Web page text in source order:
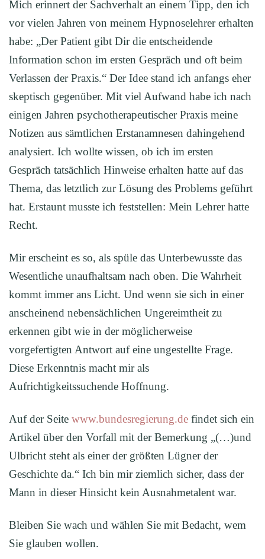
Mich erinnert der Sachverhalt an einem Tipp, den ich
vor vielen Jahren von meinem Hypnoselehrer erhalten
habe: „Der Patient gibt Dir die entscheidende
Information schon im ersten Gespräch und oft beim
Verlassen der Praxis.“ Der Idee stand ich anfangs eher
skeptisch gegenüber. Mit viel Aufwand habe ich nach
einigen Jahren psychotherapeutischer Praxis meine
Notizen aus sämtlichen Erstanamnesen dahingehend
analysiert. Ich wollte wissen, ob ich im ersten
Gespräch tatsächlich Hinweise erhalten hatte auf das
Thema, das letztlich zur Lösung des Problems geführt
hat. Erstaunt musste ich feststellen: Mein Lehrer hatte
Recht.
Mir erscheint es so, als spüle das Unterbewusste das
Wesentliche unaufhaltsam nach oben. Die Wahrheit
kommt immer ans Licht. Und wenn sie sich in einer
anscheinend nebensächlichen Ungereimtheit zu
erkennen gibt wie in der möglicherweise
vorgefertigten Antwort auf eine ungestellte Frage.
Diese Erkenntnis macht mir als
Aufrichtigkeitssuchende Hoffnung.
Auf der Seite www.bundesregierung.de findet sich ein
Artikel über den Vorfall mit der Bemerkung „(…)und
Ulbricht steht als einer der größten Lügner der
Geschichte da.“ Ich bin mir ziemlich sicher, dass der
Mann in dieser Hinsicht kein Ausnahmetalent war.
Bleiben Sie wach und wählen Sie mit Bedacht, wem
Sie glauben wollen.